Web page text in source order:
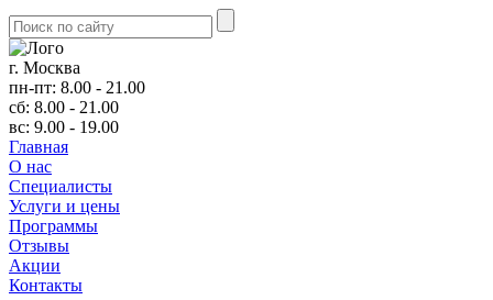
г. Москва
пн-пт: 8.00 - 21.00
сб: 8.00 - 21.00
вс: 9.00 - 19.00
Главная
О нас
Cпециалисты
Услуги и цены
Программы
Отзывы
Акции
Контакты